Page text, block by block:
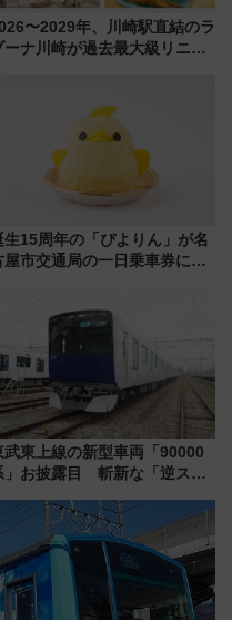
〜2029年、川崎駅直結のラ
ーナ川崎が過去最大級リニュ
生15周年の「ぴよりん」が名
屋市交通局の一日乗車券に！
武東上線の新型車両「90000
」お披露目 斬新な「逆スラ
的な車内空間に注目、デビュ
9月